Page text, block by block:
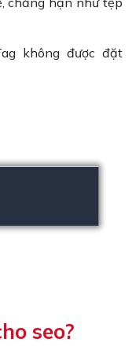
không được đặt
seo?